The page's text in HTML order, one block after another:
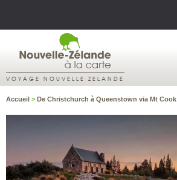
VOYAGE NOUVELLE ZELANDE
Accueil > De Christchurch à Queenstown via Mt Cook